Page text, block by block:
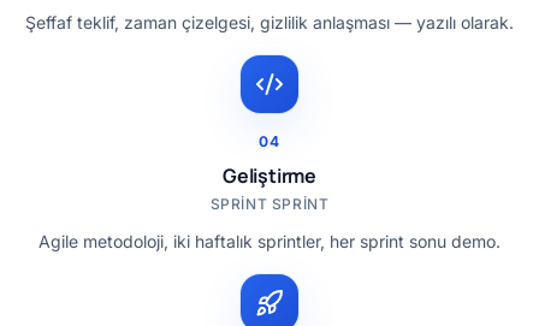
Şeffaf teklif, zaman çizelgesi, gizlilik anlaşması — yazılı olarak.
04
Geliştirme
SPRINT SPRINT
Agile metodoloji, iki haftalık sprintler, her sprint sonu demo.